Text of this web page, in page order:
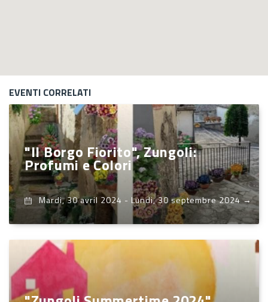
EVENTI CORRELATI
"Il Borgo Fiorito", Zungoli:
Profumi e Colori
Mardi, 30 avril 2024 - Lundi, 30 septembre 2024→